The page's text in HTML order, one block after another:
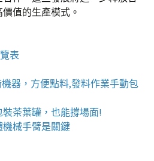
值的生產模式。
表
機器 ，方便點料,發料作業手動包
裝茶葉罐 ，也能撐場面!
機械手臂是關鍵